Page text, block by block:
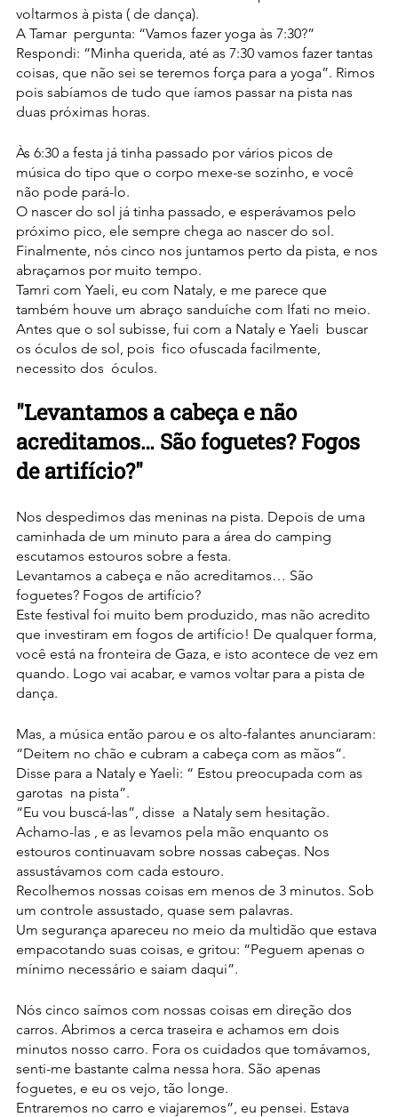
voltarmos à pista ( de dança).
A Tamar  pergunta: “Vamos fazer yoga às 7:30?”
Respondi: “Minha querida, até as 7:30 vamos fazer tantas
coisas, que não sei se teremos força para a yoga”. Rimos
pois sabíamos de tudo que íamos passar na pista nas
duas próximas horas.
Às 6:30 a festa já tinha passado por vários picos de
música do tipo que o corpo mexe-se sozinho, e você
não pode pará-lo.
O nascer do sol já tinha passado, e esperávamos pelo
próximo pico, ele sempre chega ao nascer do sol.
Finalmente, nós cinco nos juntamos perto da pista, e nos
abraçamos por muito tempo.
Tamri com Yaeli, eu com Nataly, e me parece que
também houve um abraço sanduíche com Ifati no meio.
Antes que o sol subisse, fui com a Nataly e Yaeli  buscar
os óculos de sol, pois  fico ofuscada facilmente,
necessito dos  óculos.
"Levantamos a cabeça e não
acreditamos… São foguetes? Fogos
de artifício?"
Nos despedimos das meninas na pista. Depois de uma
caminhada de um minuto para a área do camping
escutamos estouros sobre a festa.
Levantamos a cabeça e não acreditamos… São
foguetes? Fogos de artifício?
Este festival foi muito bem produzido, mas não acredito
que investiram em fogos de artifício! De qualquer forma,
você está na fronteira de Gaza, e isto acontece de vez em
quando. Logo vai acabar, e vamos voltar para a pista de
dança.
Mas, a música então parou e os alto-falantes anunciaram:
“Deitem no chão e cubram a cabeça com as mãos”.
Disse para a Nataly e Yaeli: “ Estou preocupada com as
garotas  na pista”.
“Eu vou buscá-las”, disse  a Nataly sem hesitação.
Achamo-las , e as levamos pela mão enquanto os
estouros continuavam sobre nossas cabeças. Nos
assustávamos com cada estouro.
Recolhemos nossas coisas em menos de 3 minutos. Sob
um controle assustado, quase sem palavras.
Um segurança apareceu no meio da multidão que estava
empacotando suas coisas, e gritou: “Peguem apenas o
mínimo necessário e saiam daqui”.
Nós cinco saímos com nossas coisas em direção dos
carros. Abrimos a cerca traseira e achamos em dois
minutos nosso carro. Fora os cuidados que tomávamos,
senti-me bastante calma nessa hora. São apenas
foguetes, e eu os vejo, tão longe.
Entraremos no carro e viajaremos”, eu pensei. Estava